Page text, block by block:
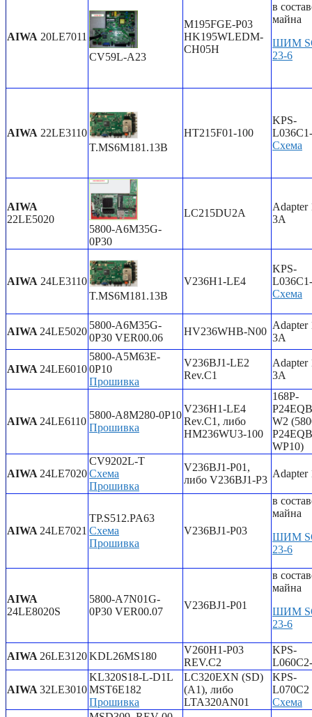
AIWA 20LE7011
CV59L-A23
M195FGE-P03
HK195WLEDM-
CH05H
в
майна
ШИМ
23-6
AIWA 22LE3110
T.MS6M181.13B
HT215F01-100
KPS-
Схема
AIWA
22LE5020
5800-A6M35G-
0P30
LC215DU2A
Adapter
3A
AIWA 24LE3110
T.MS6M181.13B
V236H1-LE4
KPS-
Схема
AIWA 24LE5020
5800-A6M35G-
0P30 VER00.06
HV236WHB-N00
Adapter
3A
AIWA 24LE6010
5800-A5M63E-
0P10
Прошивка
V236BJ1-LE2
Rev.C1
Adapter
3A
AIWA 24LE6110
5800-A8M280-0P10
Прошивка
V236H1-LE4
Rev.C1, либо
HM236WU3-100
168P-
W2
WP10)
AIWA 24LE7020
CV9202L-T
Схема
Прошивка
V236BJ1-P01,
либо V236BJ1-P3
Adapter
AIWA 24LE7021
TP.S512.PA63
Схема
Прошивка
V236BJ1-P03
в
майна
ШИМ
23-6
AIWA
24LE8020S
5800-A7N01G-
0P30 VER00.07
V236BJ1-P01
в
майна
ШИМ
23-6
AIWA 26LE3120KDL26MS180
V260H1-P03
REV.C2
KPS-
AIWA 32LE3010
KL320S18-L-D1L
MST6E182
Прошивка
LC320EXN (SD)
(A1), либо
LTA320AN01
KPS-
L070C2
Схема